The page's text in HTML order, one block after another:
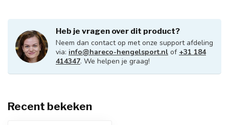
Heb je vragen over dit product?
Neem dan contact op met onze support afdeling
via: info@hareco-hengelsport.nl of +31 184
414347. We helpen je graag!
Recent bekeken